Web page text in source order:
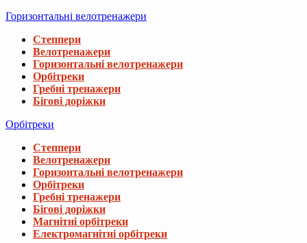
Горизонтальні велотренажери
Степпери
Велотренажери
Горизонтальні велотренажери
Орбітреки
Гребні тренажери
Бігові доріжки
Орбітреки
Степпери
Велотренажери
Горизонтальні велотренажери
Орбітреки
Гребні тренажери
Бігові доріжки
Магнітні орбітреки
Електромагнітні орбітреки